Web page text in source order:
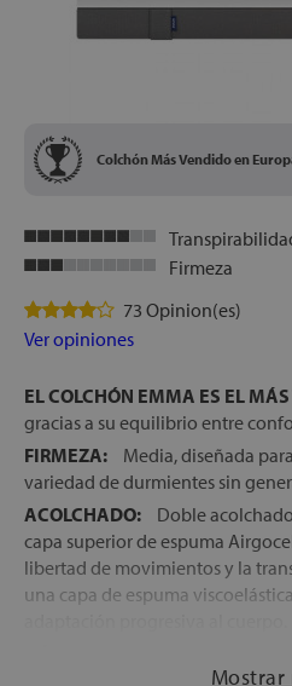
Colchón Más Vendido en
Firmeza
73 Opinion(es)
Ver opiniones
EL COLCHÓN EMMA ES EL
gracias a su equilibrio entre
FIRMEZA:
Media, diseñada
variedad de durmientes sin
ACOLCHADO:
Doble
capa superior de espuma
libertad de movimientos y la
una capa de espuma
que proporciona estabilidad,
Mostrar